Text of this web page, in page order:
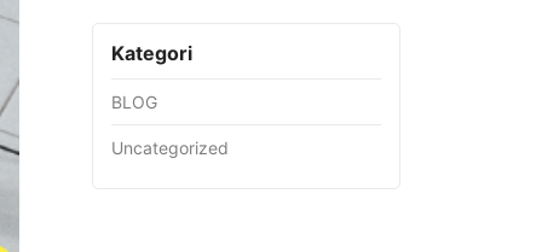
Kategori
BLOG
Uncategorized